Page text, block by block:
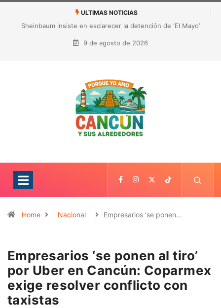
ULTIMAS NOTICIAS
¿Quién es Galita Ari y por qué acusa a RoRo de robar contenido?
La polémica que sacude las redes sociales
9 de agosto de 2026
Home Nacional Empresarios ‘se ponen…
Empresarios ‘se ponen al tiro’
por Uber en Cancún: Coparmex
exige resolver conflicto con
taxistas